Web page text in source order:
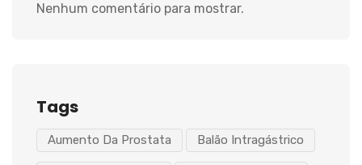
Nenhum comentário para mostrar.
Tags
Aumento Da Prostata Balão Intragástrico